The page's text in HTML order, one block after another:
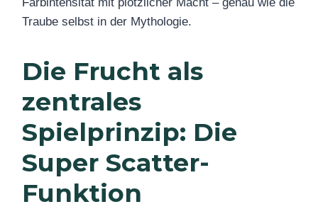
Traube selbst in der Mythologie.
Die Frucht als
zentrales
Spielprinzip: Die
Super Scatter-
Funktion